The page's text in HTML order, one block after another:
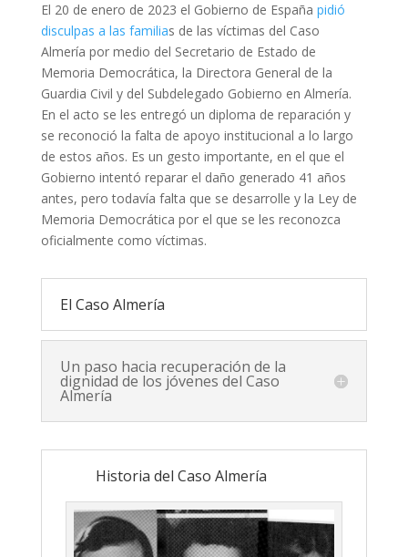
El 20 de enero de 2023 el Gobierno de España pidió
disculpas a las familias de las víctimas del Caso
Almería por medio del Secretario de Estado de
Memoria Democrática, la Directora General de la
Guardia Civil y del Subdelegado Gobierno en Almería.
En el acto se les entregó un diploma de reparación y
se reconoció la falta de apoyo institucional a lo largo
de estos años. Es un gesto importante, en el que el
Gobierno intentó reparar el daño generado 41 años
antes, pero todavía falta que se desarrolle y la Ley de
Memoria Democrática por el que se les reconozca
oficialmente como víctimas.
El Caso Almería
Un paso hacia recuperación de la
dignidad de los jóvenes del Caso
Almería
Historia del Caso Almería